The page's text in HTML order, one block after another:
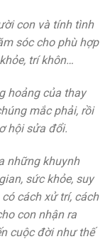
con và tính tình
sóc cho phù hợp
trí khôn…
hoảng của thay
mắc phải, rồi
hội sửa đổi.
những khuynh
sức khỏe, suy
cách xử trí, cách
con nhận ra
cuộc đời như thế